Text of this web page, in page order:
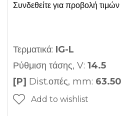
Συνδεθείτε για προβολή τιμών
Τερματικά: IG-L
Ρύθμιση τάσης, V: 14.5
[P] Dist.οπές, mm: 63.50
Add to wishlist